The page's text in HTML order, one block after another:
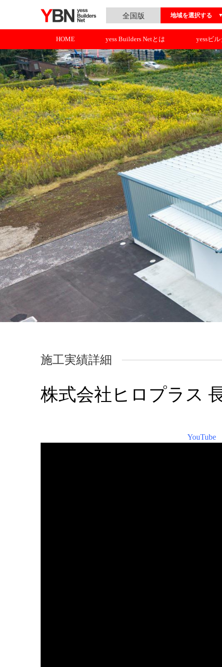
全国版 地域を選択する
HOME yess Builders Netとは yessビ
施工実績詳細
株式会社ヒロプラス
YouTube